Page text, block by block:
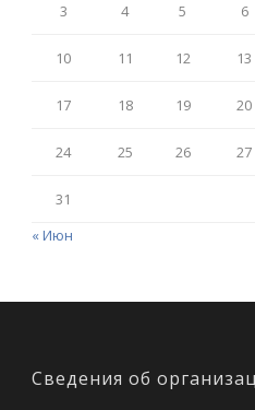
3 4 5 6
10 11 12 13
17 18 19 20
24 25 26 27
31
« Июн
Сведения об